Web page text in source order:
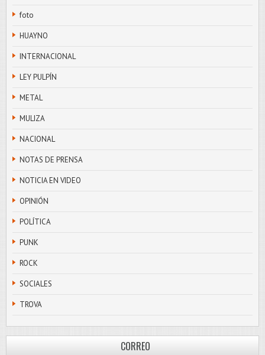
foto
HUAYNO
INTERNACIONAL
LEY PULPÍN
METAL
MULIZA
NACIONAL
NOTAS DE PRENSA
NOTICIA EN VIDEO
OPINIÓN
POLÍTICA
PUNK
ROCK
SOCIALES
TROVA
CORREO